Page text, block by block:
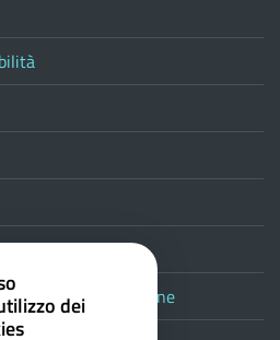
di pubblicazione
dei